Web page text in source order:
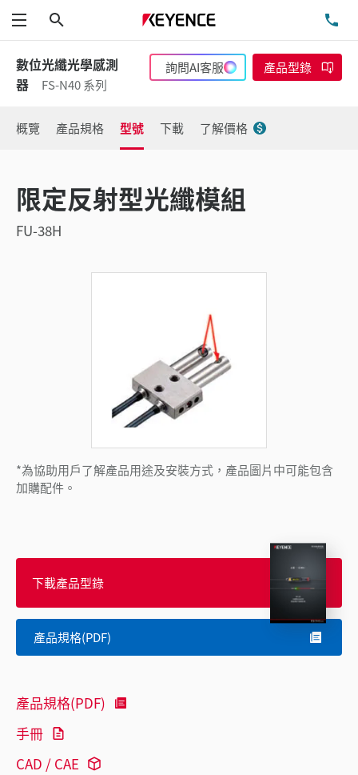
功能表
數位光纖光學感測
器
FS-N40 系列
詢問AI客服 產品型錄
概覽 產品規格 型號 下載 了解價格
限定反射型光纖模組
FU-38H
*為協助用戶了解產品用途及安裝方式，產品圖片中可能包含
加購配件。
下載產品型錄
產品規格(PDF)
產品規格(PDF)
手冊
CAD / CAE